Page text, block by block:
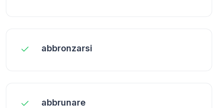
abbronzarsi
abbrunare